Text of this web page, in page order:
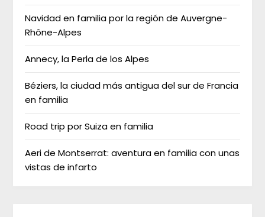
Navidad en familia por la región de Auvergne-
Rhône-Alpes
Annecy, la Perla de los Alpes
Béziers, la ciudad más antigua del sur de Francia
en familia
Road trip por Suiza en familia
Aeri de Montserrat: aventura en familia con unas
vistas de infarto